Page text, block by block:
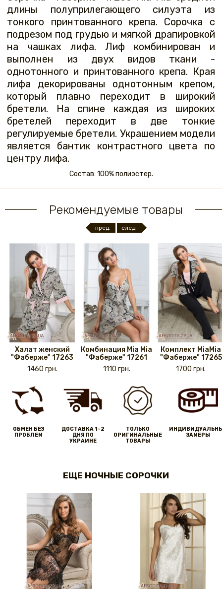
длины полуприлегающего силуэта из
тонкого принтованного крепа. Сорочка с
подрезом под грудью и мягкой драпировкой
на чашках лифа. Лиф комбинирован и
выполнен из двух видов ткани -
однотонного и принтованного крепа. Края
лифа декорированы однотонным крепом,
который плавно переходит в широкий
бретели. На спине каждая из широких
бретелей переходит в две тонкие
регулируемые бретели. Украшением модели
является бантик контрастного цвета по
центру лифа.
Состав: 100% полиэстер.
Рекомендуемые товары
пред. след.
Халат женский
"Фаберже" 17263
1460 грн.
Комбинация Mia Mia
"Фаберже" 17261
1110 грн.
Комплект MiaMia
"Фаберже" 17265
1700 грн.
ОБМЕН БЕЗ
ПРОБЛЕМ
ДОСТАВКА 1-2
ДНЯ ПО
УКРАИНЕ
ТОЛЬКО
ОРИГИНАЛЬНЫЕ
ТОВАРЫ
ЗАМЕРЫ
ЕЩЕ НОЧНЫЕ СОРОЧКИ